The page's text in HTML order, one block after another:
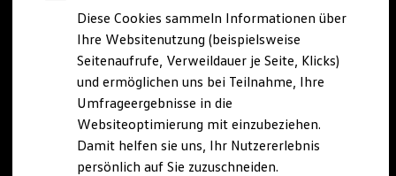
Behörden
Direktkunden
Sonderfahrzeuge
Anpfiff zum Gewinn
Elektromobilität
Elektroautos
ID. Tutorials
Elektrofahrzeugkonzepte
ID. EVERY1
Reichweite
Diese Cookies sammeln Informationen über
Ihre Websitenutzung (beispielsweise
Seitenaufrufe, Verweildauer je Seite, Klicks)
und ermöglichen uns bei Teilnahme, Ihre
Umfrageergebnisse in die
Websiteoptimierung mit einzubeziehen.
Damit helfen sie uns, Ihr Nutzererlebnis
persönlich auf Sie zuzuschneiden.